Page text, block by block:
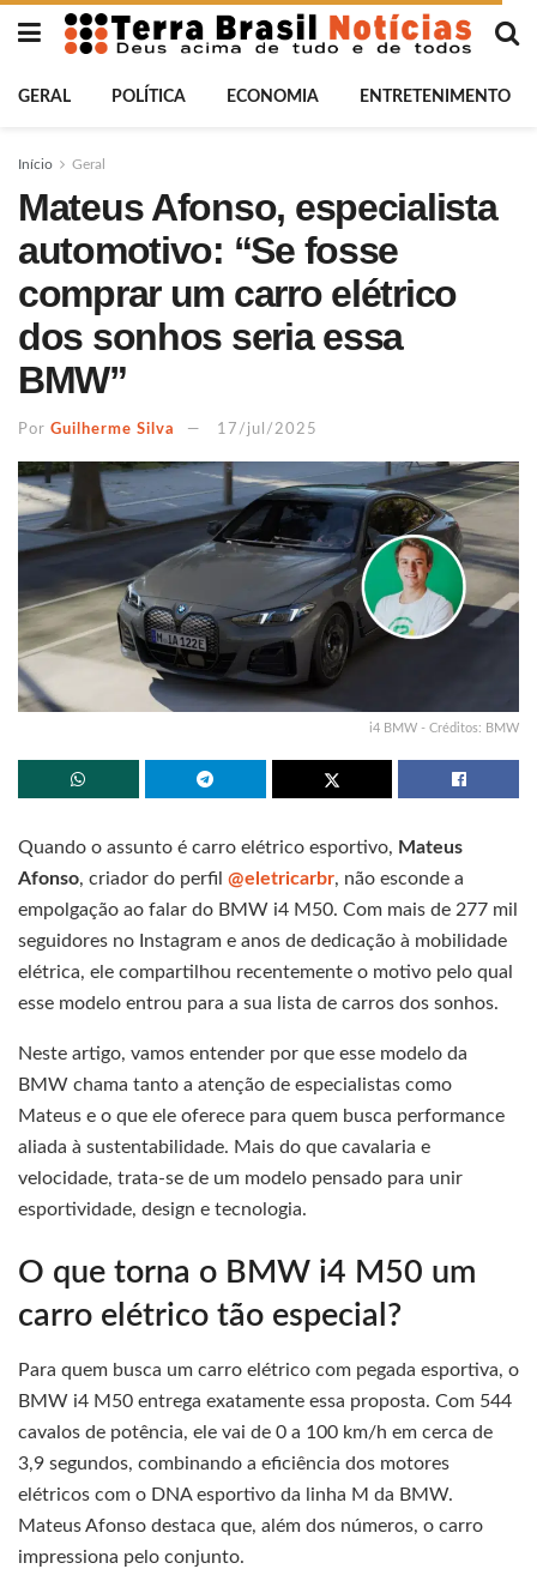
GERAL POLÍTICA ECONOMIA ENTRETENIMENTO
Início Geral
Mateus Afonso, especialista
automotivo: “Se fosse
comprar um carro elétrico
dos sonhos seria essa
BMW”
Por Guilherme Silva 17/jul/2025
i4 BMW - Créditos: BMW
Quando o assunto é carro elétrico esportivo, Mateus
Afonso, criador do perfil @eletricarbr, não esconde a
empolgação ao falar do BMW i4 M50. Com mais de 277 mil
seguidores no Instagram e anos de dedicação à mobilidade
elétrica, ele compartilhou recentemente o motivo pelo qual
esse modelo entrou para a sua lista de carros dos sonhos.
Neste artigo, vamos entender por que esse modelo da
BMW chama tanto a atenção de especialistas como
Mateus e o que ele oferece para quem busca performance
aliada à sustentabilidade. Mais do que cavalaria e
velocidade, trata-se de um modelo pensado para unir
esportividade, design e tecnologia.
O que torna o BMW i4 M50 um
carro elétrico tão especial?
Para quem busca um carro elétrico com pegada esportiva, o
BMW i4 M50 entrega exatamente essa proposta. Com 544
cavalos de potência, ele vai de 0 a 100 km/h em cerca de
3,9 segundos, combinando a eficiência dos motores
elétricos com o DNA esportivo da linha M da BMW.
Mateus Afonso destaca que, além dos números, o carro
impressiona pelo conjunto.